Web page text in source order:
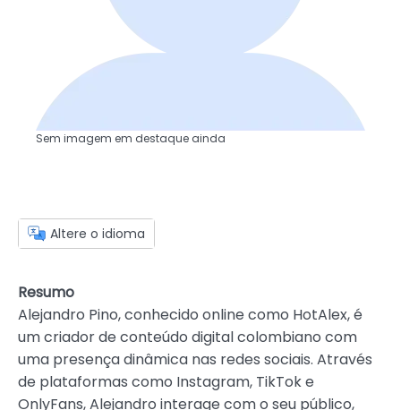
Sem imagem em destaque ainda
Altere o idioma
Resumo
Alejandro Pino, conhecido online como HotAlex, é
um criador de conteúdo digital colombiano com
uma presença dinâmica nas redes sociais. Através
de plataformas como Instagram, TikTok e
OnlyFans, Alejandro interage com o seu público,